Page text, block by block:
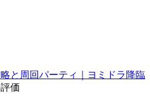
と周回パーティ｜ヨミドラ降臨
価